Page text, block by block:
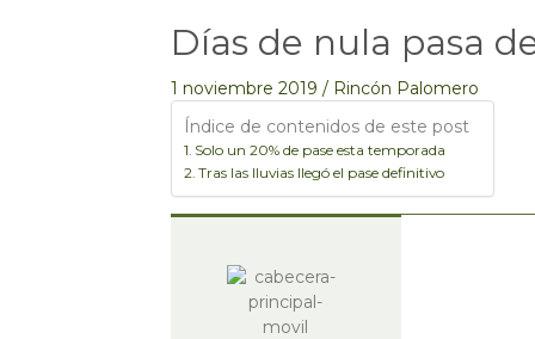
Días de nula pasa
1 noviembre 2019 / Rincón Palomero
Índice de contenidos de este post
Solo un 20% de pase esta temporada
Tras las lluvias llegó el pase definitivo
Navegación
de
entradas